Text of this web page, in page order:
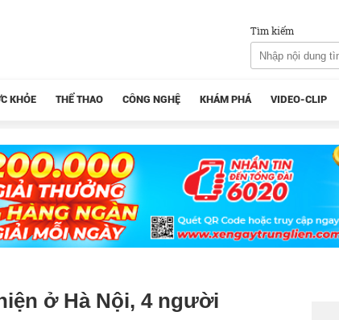
Tìm kiếm
KHỎE THỂ THAO CÔNG NGHỆ KHÁM PHÁ VIDEO-CLIP
ở Hà Nội, 4 người